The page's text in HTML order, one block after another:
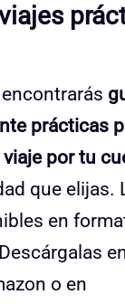
prácticas
por tu
que elijas.
en
o en